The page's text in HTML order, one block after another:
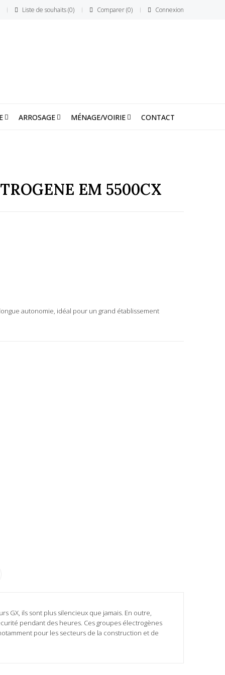
Liste de souhaits 0 Comparer 0 Connexion
ARROSAGE MÉNAGE/VOIRIE CONTACT
EM 5500CX
autonomie, idéal pour un grand établissement
GX, ils sont plus silencieux que jamais. En outre,
pendant des heures. Ces groupes électrogènes
pour les secteurs de la construction et de